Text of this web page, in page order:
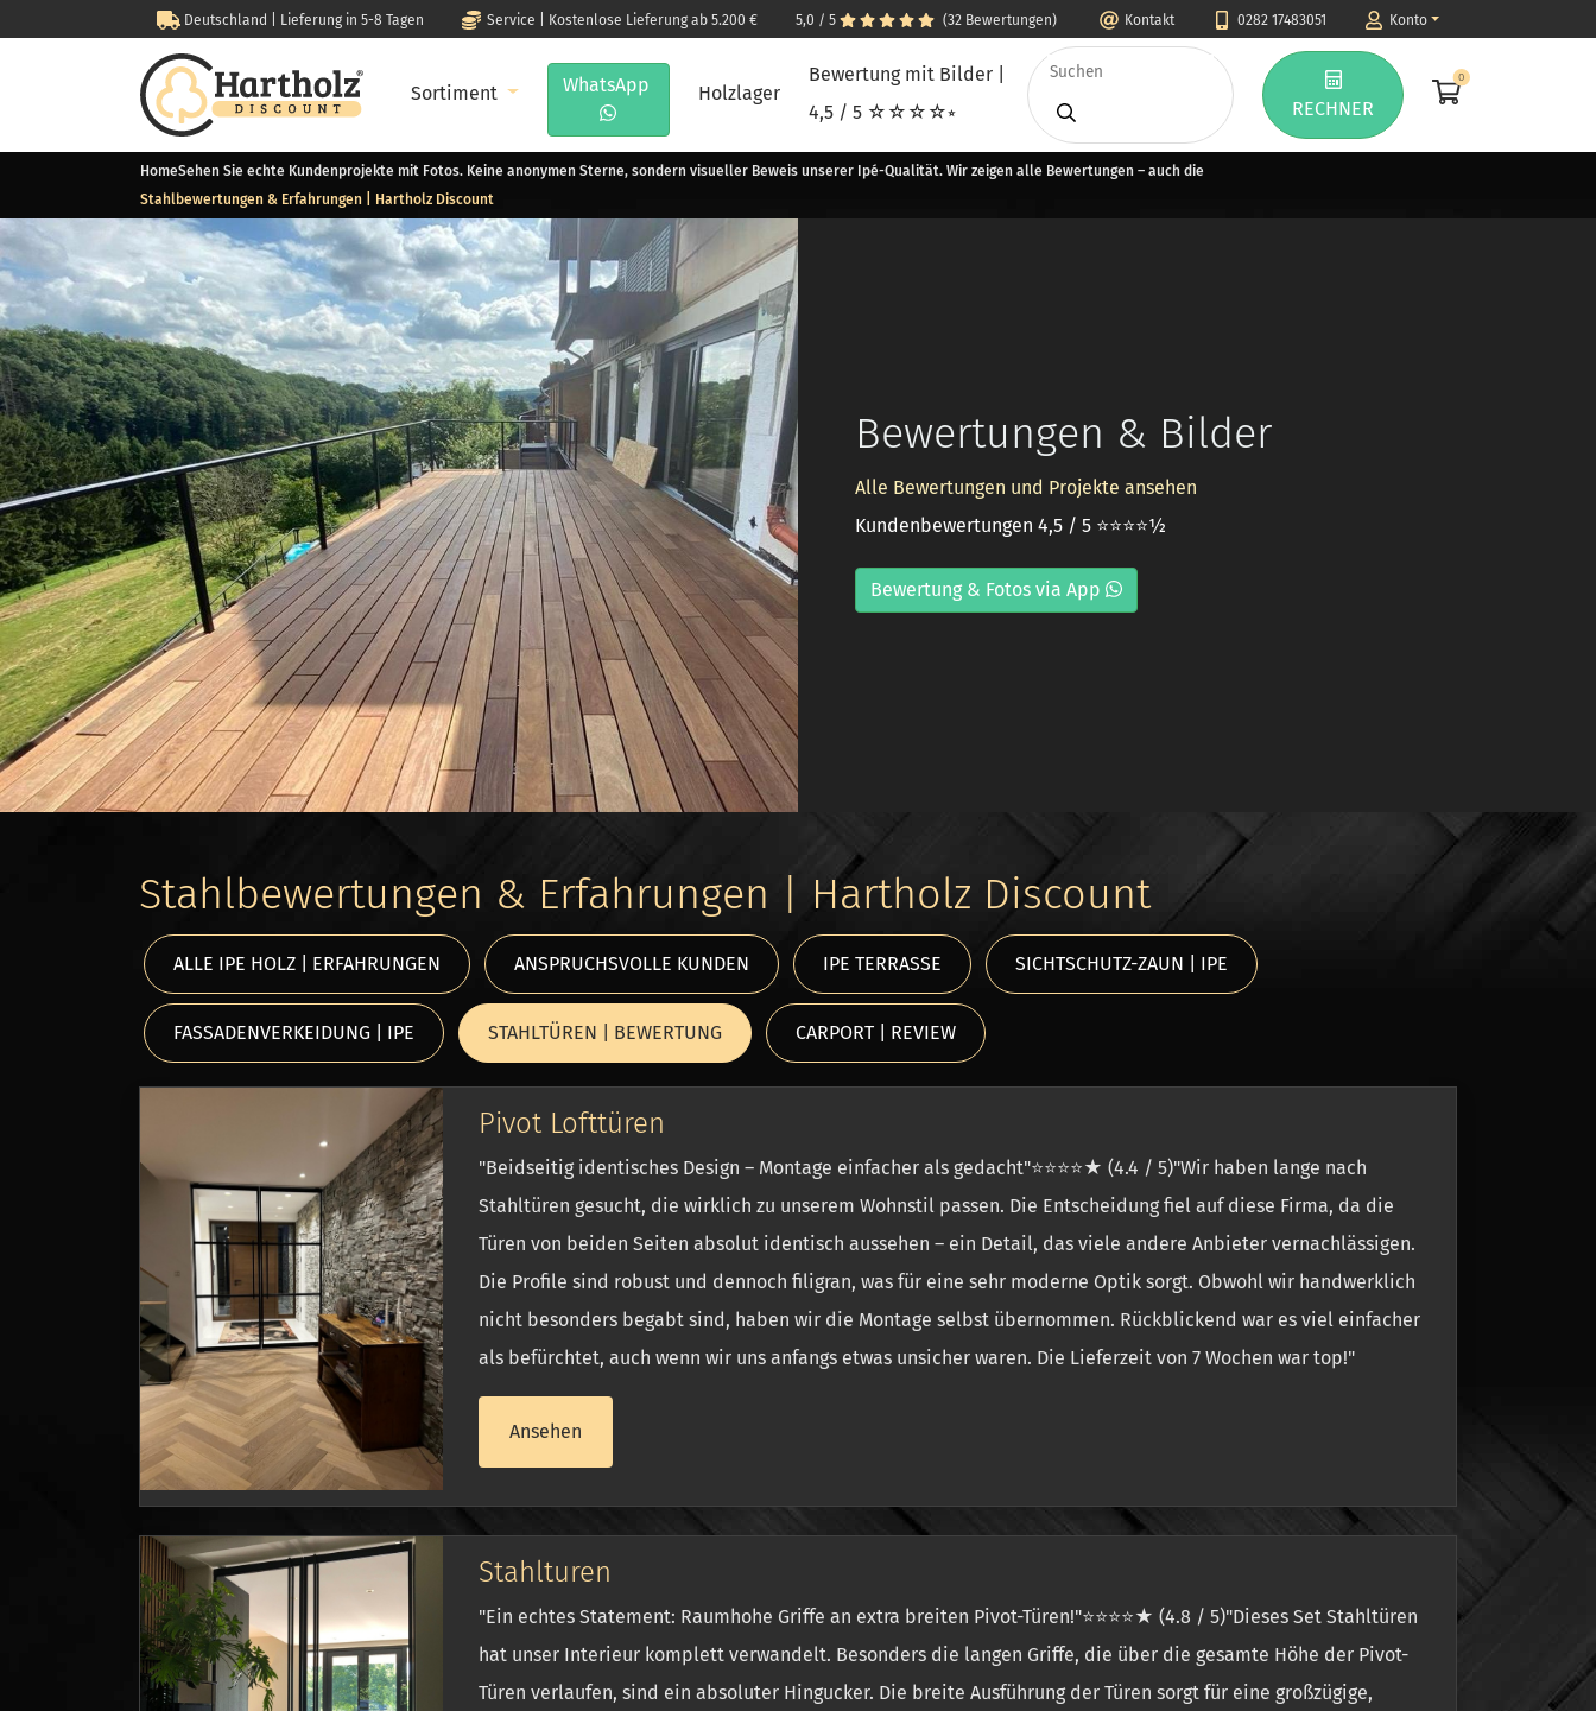
Deutschland | Lieferung in 5-8 Tagen Service | Kostenlose Lieferung ab 5.200 € 5,0 / 5 (32 Bewertungen) Kontakt 0282 17483051 Konto
Sortiment WhatsApp Holzlager
Bewertung mit Bilder |
4,5 / 5 ☆☆☆☆⭒
RECHNER
0
HomeSehen Sie echte Kundenprojekte mit Fotos. Keine anonymen Sterne, sondern visueller Beweis unserer Ipé-Qualität. Wir zeigen alle Bewertungen – auch die
Stahlbewertungen & Erfahrungen | Hartholz Discount
Bewertungen & Bilder
Alle Bewertungen und Projekte ansehen
Kundenbewertungen 4,5 / 5 ⭐⭐⭐⭐½
Bewertung & Fotos via App
Stahlbewertungen & Erfahrungen | Hartholz Discount
ALLE IPE HOLZ | ERFAHRUNGEN ANSPRUCHSVOLLE KUNDEN IPE TERRASSE SICHTSCHUTZ-ZAUN | IPE
FASSADENVERKEIDUNG | IPE STAHLTÜREN | BEWERTUNG CARPORT | REVIEW
Pivot Lofttüren
"Beidseitig identisches Design – Montage einfacher als gedacht"⭐⭐⭐⭐★ (4.4 / 5)"Wir haben lange nach
Stahltüren gesucht, die wirklich zu unserem Wohnstil passen. Die Entscheidung fiel auf diese Firma, da die
Türen von beiden Seiten absolut identisch aussehen – ein Detail, das viele andere Anbieter vernachlässigen.
Die Profile sind robust und dennoch filigran, was für eine sehr moderne Optik sorgt. Obwohl wir handwerklich
nicht besonders begabt sind, haben wir die Montage selbst übernommen. Rückblickend war es viel einfacher
als befürchtet, auch wenn wir uns anfangs etwas unsicher waren. Die Lieferzeit von 7 Wochen war top!"
Ansehen
Stahlturen
"Ein echtes Statement: Raumhohe Griffe an extra breiten Pivot-Türen!"⭐⭐⭐⭐★ (4.8 / 5)"Dieses Set Stahltüren
hat unser Interieur komplett verwandelt. Besonders die langen Griffe, die über die gesamte Höhe der Pivot-
Türen verlaufen, sind ein absoluter Hingucker. Die breite Ausführung der Türen sorgt für eine großzügige,